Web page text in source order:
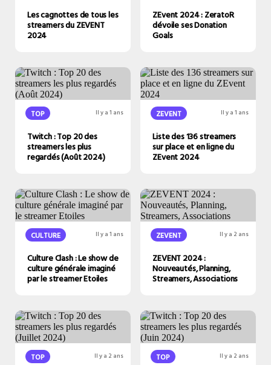
Les cagnottes de tous les
streamers du ZEVENT
2024
ZEvent 2024 : ZeratoR
dévoile ses Donation
Goals
TOP Il y a 1 ans
Twitch : Top 20 des
streamers les plus
regardés (Août 2024)
ZEVENT Il y a 1 ans
Liste des 136 streamers
sur place et en ligne du
ZEvent 2024
CULTURE Il y a 1 ans
Culture Clash : Le show de
culture générale imaginé
par le streamer Etoiles
ZEVENT Il y a 2 ans
ZEVENT 2024 :
Nouveautés, Planning,
Streamers, Associations
TOP Il y a 2 ans TOP Il y a 2 ans